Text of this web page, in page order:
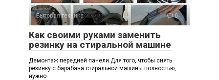
Бытовая техника 0
Как своими руками заменить
резинку на стиральной машине
Демонтаж передней панели Для того, чтобы снять
резинку с барабана стиральной машины полностью,
нужно